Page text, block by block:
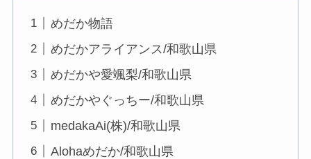
めだか物語
めだかアライアンス/和歌山県
めだかや愛颯梨/和歌山県
めだかやぐっちー/和歌山県
medakaAi(株)/和歌山県
Alohaめだか/和歌山県